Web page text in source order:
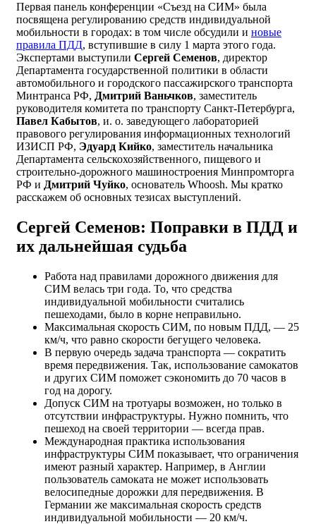
Первая панель конференции «Съезд на СИМ» была
посвящена регулированию средств индивидуальной
мобильности в городах: в том числе обсудили и новые
правила ПДД, вступившие в силу 1 марта этого года.
Экспертами выступили Сергей Семенов, директор
Департамента государственной политики в области
автомобильного и городского пассажирского транспорта
Минтранса РФ, Дмитрий Ваньчков, заместитель
руководителя комитета по транспорту Санкт-Петербурга,
Павел Кабытов, и. о. заведующего лабораторией
правового регулирования информационных технологий
ИЗИСП РФ, Эдуард Кийко, заместитель начальника
Департамента сельскохозяйственного, пищевого и
строительно-дорожного машиностроения Минпромторга
РФ и Дмитрий Чуйко, основатель Whoosh. Мы кратко
расскажем об основных тезисах выступлений.
Сергей Семенов: Поправки в ПДД и
их дальнейшая судьба
Работа над правилами дорожного движения для
СИМ велась три года. То, что средства
индивидуальной мобильности считались
пешеходами, было в корне неправильно.
Максимальная скорость СИМ, по новым ПДД, — 25
км/ч, что равно скорости бегущего человека.
В первую очередь задача транспорта — сократить
время передвижения. Так, использование самокатов
и других СИМ поможет сэкономить до 70 часов в
год на дорогу.
Допуск СИМ на тротуары возможен, но только в
отсутствии инфраструктуры. Нужно помнить, что
пешеход на своей территории — всегда прав.
Международная практика использования
инфраструктуры СИМ показывает, что ограничения
имеют разный характер. Например, в Англии
пользователь самоката не может использовать
велосипедные дорожки для передвижения. В
Германии же максимальная скорость средств
индивидуальной мобильности — 20 км/ч.